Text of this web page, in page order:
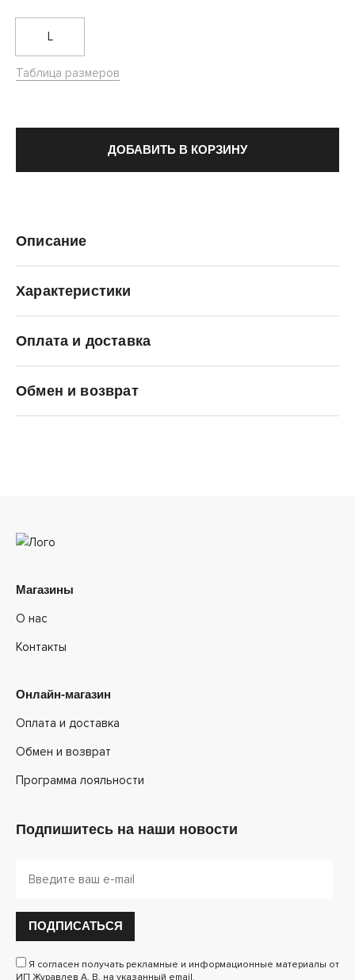
L
Таблица размеров
ДОБАВИТЬ В КОРЗИНУ
Описание
Характеристики
Оплата и доставка
Обмен и возврат
Магазины
О нас
Контакты
Онлайн-магазин
Оплата и доставка
Обмен и возврат
Программа лояльности
Подпишитесь на наши новости
ПОДПИСАТЬСЯ
Я согласен получать рекламные и информационные материалы от
ИП Журавлев А. В. на указанный email.